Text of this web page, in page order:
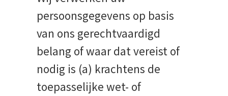
persoonsgegevens op basis
van ons gerechtvaardigd
belang of waar dat vereist of
nodig is (a) krachtens de
toepasselijke wet- of